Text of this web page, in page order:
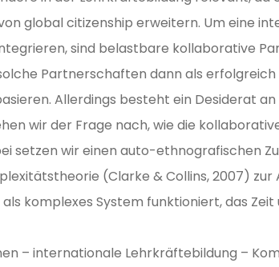
global citizenship erweitern. Um eine
sind belastbare kollaborative
Partnerschaften dann als
Allerdings besteht ein Desiderat
wir der Frage nach, wie die
setzen wir einen auto-ethnografischen
(Clarke & Collins, 2007) zur
komplexes System funktioniert, das
– internationale Lehrkräftebildung –